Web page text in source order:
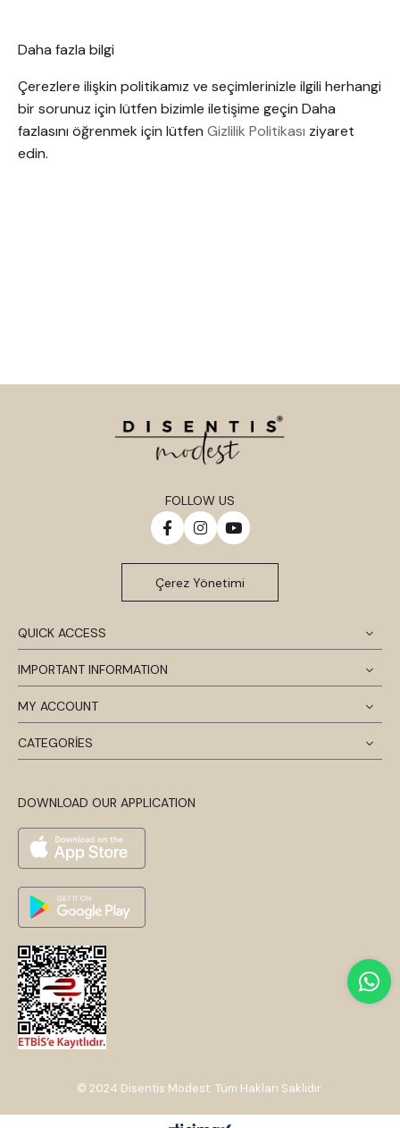
Daha fazla bilgi
Çerezlere ilişkin politikamız ve seçimlerinizle ilgili herhangi
bir sorunuz için lütfen bizimle iletişime geçin Daha
fazlasını öğrenmek için lütfen Gizlilik Politikası ziyaret
edin.
QUICK ACCESS
IMPORTANT INFORMATION
MY ACCOUNT
CATEGORİES
DOWNLOAD OUR APPLICATION
FOLLOW US
Çerez Yönetimi
© 2024 Disentis Modest. Tüm Hakları Saklıdır.